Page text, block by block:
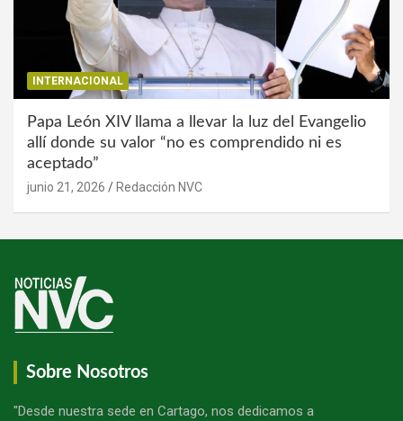
INTERNACIONAL
Papa León XIV llama a llevar la luz del Evangelio
allí donde su valor “no es comprendido ni es
aceptado”
junio 21, 2026 Redacción NVC
Sobre Nosotros
"Desde nuestra sede en Cartago, nos dedicamos a